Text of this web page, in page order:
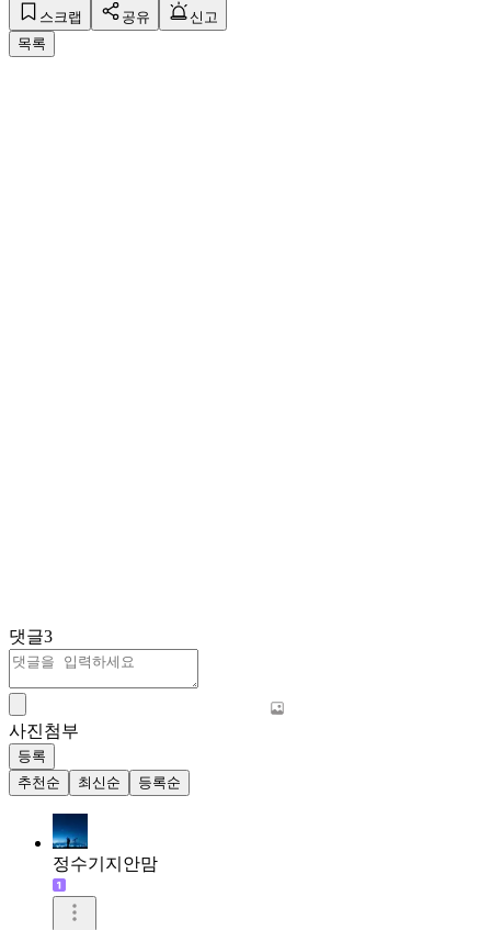
스크랩 공유
신고
목록
댓글3
사진첨부
등록
추천순
최신순 등록순
정수기지안맘